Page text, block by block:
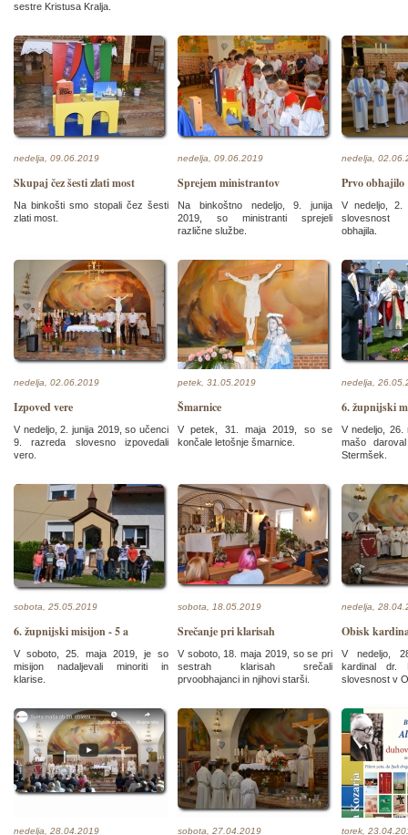
sestre Kristusa Kralja.
nedelja, 09.06.2019
Skupaj čez šesti zlati most
Na binkošti smo stopali čez šesti
zlati most.
nedelja, 09.06.2019
Sprejem ministrantov
Na binkoštno nedeljo, 9. junija
2019, so ministranti sprejeli
različne službe.
nedelja,
Prvo obhajilo
V nedeljo, 2.
slovesnost
obhajila.
nedelja, 02.06.2019
Izpoved vere
V nedeljo, 2. junija 2019, so učenci
9. razreda slovesno izpovedali
vero.
petek, 31.05.2019
Šmarnice
V petek, 31. maja 2019, so se
končale letošnje šmarnice.
nedelja,
6. župnijski
V nedeljo, 26.
mašo
Stermšek.
sobota, 25.05.2019
6. župnijski misijon - 5 a
V soboto, 25. maja 2019, je so
misijon nadaljevali minoriti in
klarise.
sobota, 18.05.2019
Srečanje pri klarisah
V soboto, 18. maja 2019, so se pri
sestrah klarisah srečali
prvoobhajanci in njihovi starši.
nedelja,
Obisk
V nedeljo,
kardinal dr.
slovesnost v
nedelja, 28.04.2019 sobota, 27.04.2019 torek,